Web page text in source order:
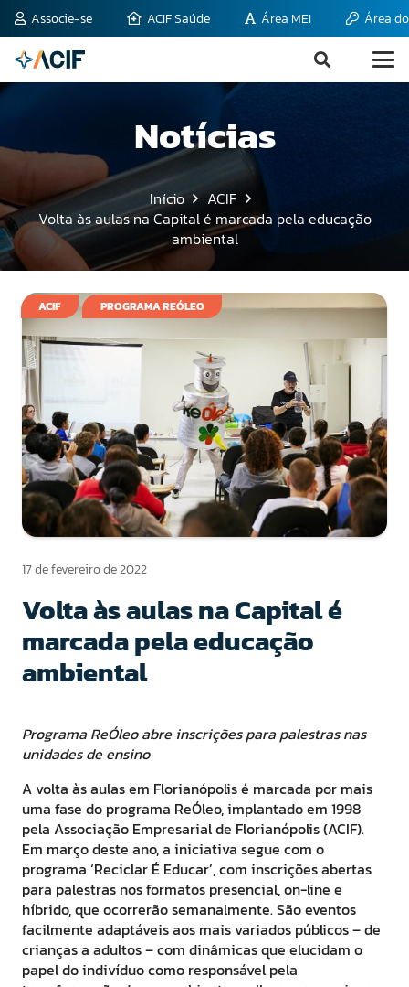
Associe-se ACIF Saúde Área MEI Área
Notícias
Início
ACIF
Volta às aulas na Capital é marcada pela educação
ambiental
ACIF PROGRAMA REÓLEO
17 de fevereiro de 2022
Volta às aulas na Capital é
marcada pela educação
ambiental
Programa ReÓleo abre inscrições para palestras nas
unidades de ensino
A volta às aulas em Florianópolis é marcada por mais
uma fase do programa ReÓleo, implantado em 1998
pela Associação Empresarial de Florianópolis (ACIF).
Em março deste ano, a iniciativa segue com o
programa ‘Reciclar É Educar’, com inscrições abertas
para palestras nos formatos presencial, on-line e
híbrido, que ocorrerão semanalmente. São eventos
facilmente adaptáveis aos mais variados públicos – de
crianças a adultos – com dinâmicas que elucidam o
papel do indivíduo como responsável pela